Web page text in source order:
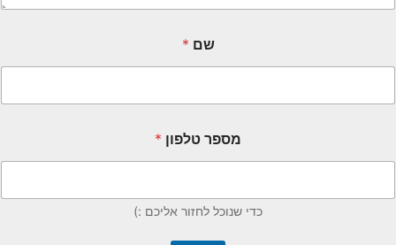
שם *
מספר טלפון *
כדי שנוכל לחזור אליכם :)